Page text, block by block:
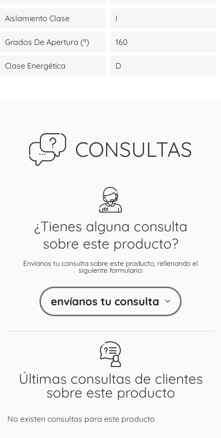
Aislamiento Clase I
Grados De Apertura (º) 160
Clase Energética D
CONSULTAS
Últimas consultas de clientes
sobre este producto
No existen consultas para este producto
¿Tienes alguna consulta
sobre este producto?
Envíanos tu consulta sobre este producto, rellenando el
siguiente formulario:
envíanos tu consulta